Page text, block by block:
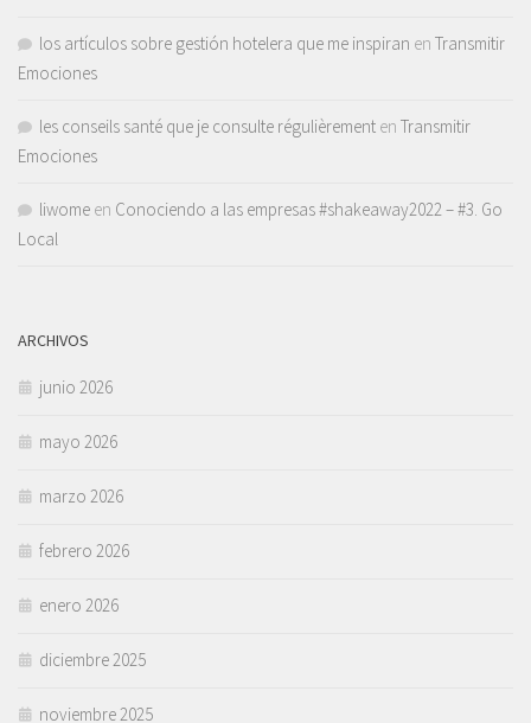
los artículos sobre gestión hotelera que me inspiran en Transmitir
Emociones
les conseils santé que je consulte régulièrement en Transmitir
Emociones
liwome en Conociendo a las empresas #shakeaway2022 – #3. Go
Local
ARCHIVOS
junio 2026
mayo 2026
marzo 2026
febrero 2026
enero 2026
diciembre 2025
noviembre 2025